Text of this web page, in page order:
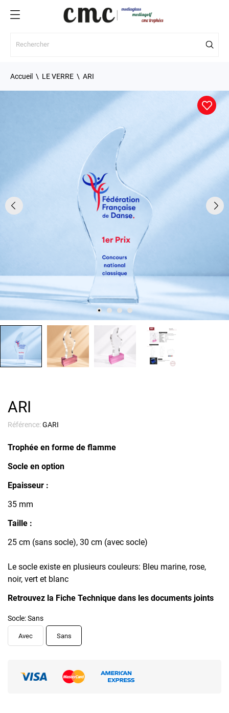
Accueil LE VERRE ARI
ARI
Référence:GARI
Trophée en forme de flamme
Socle en option
Epaisseur :
35 mm
Taille :
25 cm (sans socle), 30 cm (avec socle)
Le socle existe en plusieurs couleurs: Bleu marine, rose,
noir, vert et blanc
Retrouvez la Fiche Technique dans les documents joints
Socle: Sans
Avec Sans